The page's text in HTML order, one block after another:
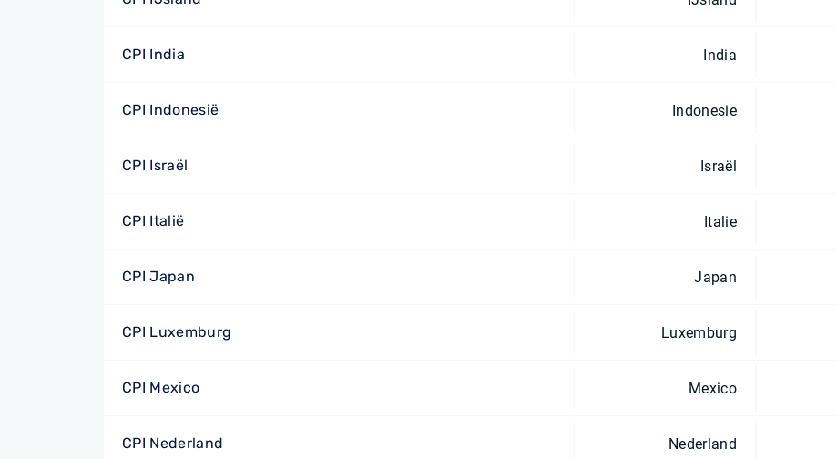
CPI India India
CPI Indonesië Indonesie
CPI Israël Israël
CPI Italië Italie
CPI Japan Japan
CPI Luxemburg Luxemburg
CPI Mexico Mexico
CPI Nederland Nederland